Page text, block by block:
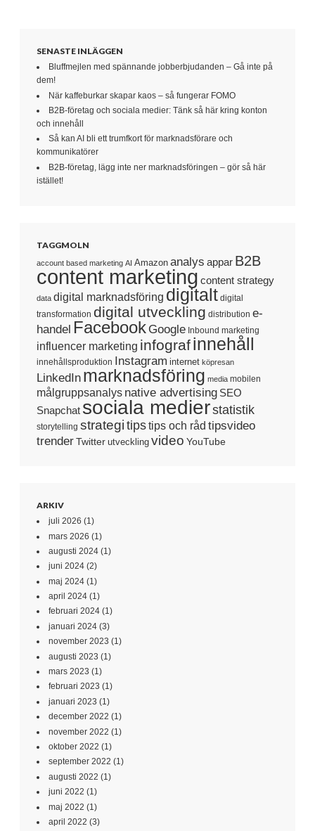
SENASTE INLÄGGEN
Bluffmejlen med spännande jobberbjudanden – Gå inte på
dem!
När kaffeburkar skapar kaos – så fungerar FOMO
B2B-företag och sociala medier: Tänk så här kring konton
och innehåll
Så kan AI bli ett trumfkort för marknadsförare och
kommunikatörer
B2B-företag, lägg inte ner marknadsföringen – gör så här
istället!
TAGGMOLN
account based marketing AI Amazon analys appar B2B
content marketing content strategy
data digital marknadsföring digitalt digital
transformation digital utveckling distribution e-
handel Facebook Google Inbound marketing
influencer marketing infografinnehåll
innehållsproduktion Instagram internet köpresan
LinkedIn marknadsföring media mobilen
målgruppsanalys native advertising SEO
Snapchat sociala medierstatistik
storytelling strategi tipstips och råd tipsvideo
trenderTwitter utveckling video YouTube
ARKIV
juli 2026 (1)
mars 2026 (1)
augusti 2024 (1)
juni 2024 (2)
maj 2024 (1)
april 2024 (1)
februari 2024 (1)
januari 2024 (3)
november 2023 (1)
augusti 2023 (1)
mars 2023 (1)
februari 2023 (1)
januari 2023 (1)
december 2022 (1)
november 2022 (1)
oktober 2022 (1)
september 2022 (1)
augusti 2022 (1)
juni 2022 (1)
maj 2022 (1)
april 2022 (3)